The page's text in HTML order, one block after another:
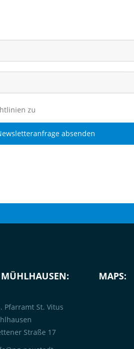
zu
absenden
Pfarramt St. Vitus
Straße 17
MAPS: